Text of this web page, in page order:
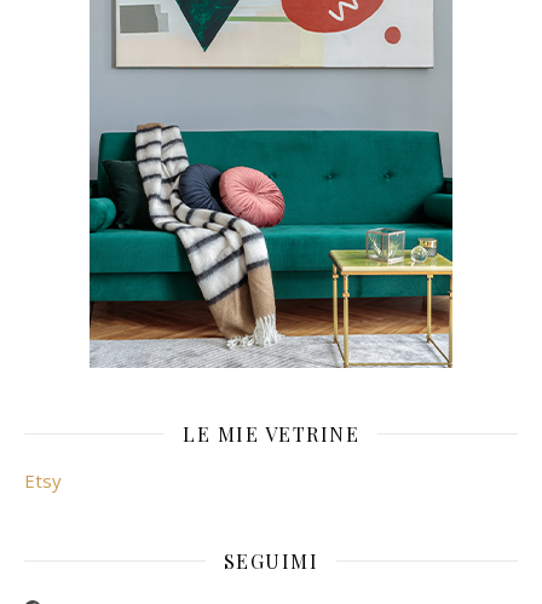
LE MIE VETRINE
Etsy
SEGUIMI